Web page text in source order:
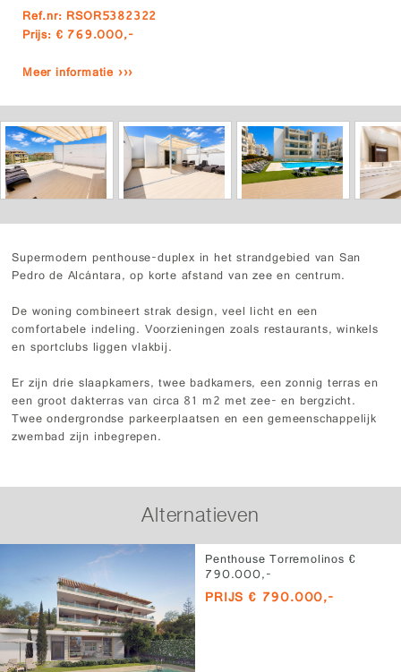
Ref.nr: RSOR5382322
Prijs: € 769.000,-
Meer informatie ›››
Supermodern penthouse-duplex in het strandgebied van San
Pedro de Alcántara, op korte afstand van zee en centrum.
De woning combineert strak design, veel licht en een
comfortabele indeling. Voorzieningen zoals restaurants, winkels
en sportclubs liggen vlakbij.
Er zijn drie slaapkamers, twee badkamers, een zonnig terras en
een groot dakterras van circa 81 m2 met zee- en bergzicht.
Twee ondergrondse parkeerplaatsen en een gemeenschappelijk
zwembad zijn inbegrepen.
Alternatieven
Penthouse Torremolinos €
790.000,-
PRIJS € 790.000,-